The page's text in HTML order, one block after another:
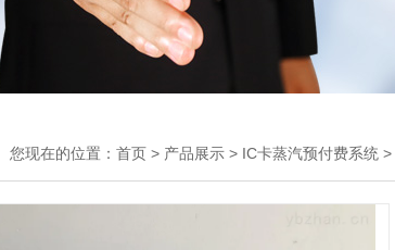
您现在的位置： 首页 > 产品展示 > IC卡蒸汽预付费系统 >